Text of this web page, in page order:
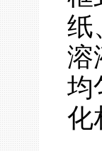
纸
溶
均
化